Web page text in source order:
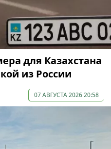
для Казахстана
из России
07 АВГУСТА 2026 20:58